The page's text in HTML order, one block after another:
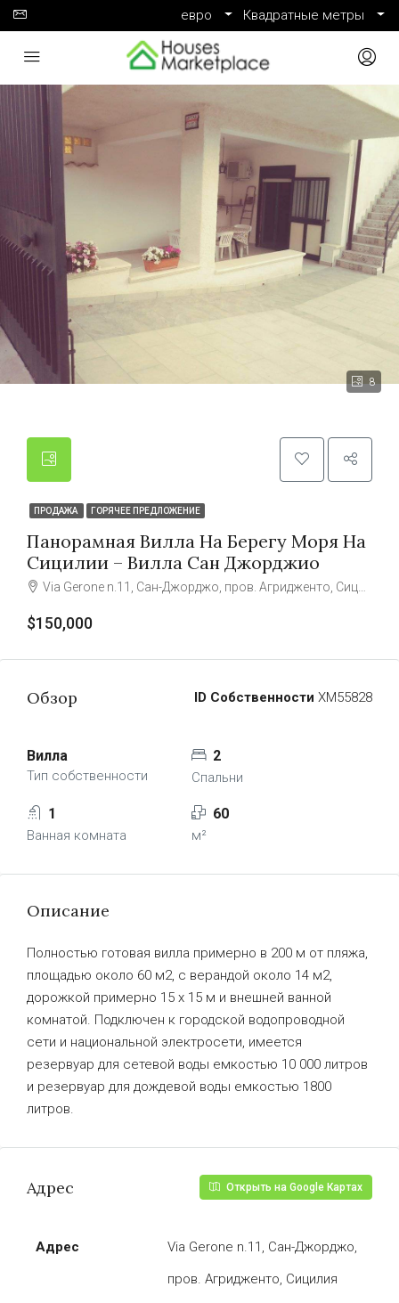
евро Квадратные метры
8
ПРОДАЖА ГОРЯЧЕЕ ПРЕДЛОЖЕНИЕ
Панорамная Вилла На Берегу Моря На
Сицилии – Вилла Сан Джорджио
Via Gerone n.11, Сан-Джорджо, пров. Агридженто, Сицилия
$150,000
Обзор ID Собственности ХМ55828
Вилла
Тип собственности
2
Спальни
1
Ванная комната
60
м²
Описание
Полностью готовая вилла примерно в 200 м от пляжа,
площадью около 60 м2, с верандой около 14 м2,
дорожкой примерно 15 х 15 м и внешней ванной
комнатой. Подключен к городской водопроводной
сети и национальной электросети, имеется
резервуар для сетевой воды емкостью 10 000 литров
и резервуар для дождевой воды емкостью 1800
литров.
Адрес Открыть на Google Картах
Адрес
Via Gerone n.11, Сан-Джорджо,
пров. Агридженто, Сицилия